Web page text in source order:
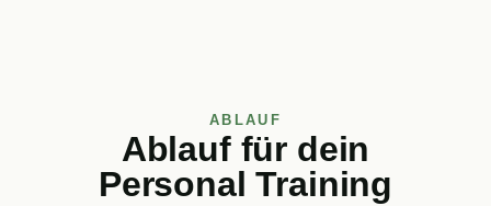
ABLAUF
Ablauf für dein
Personal Training